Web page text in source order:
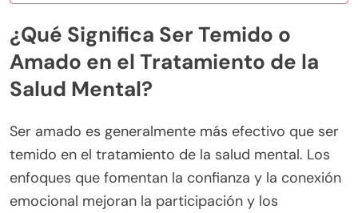
¿Qué Significa Ser Temido o
Amado en el Tratamiento de la
Salud Mental?
Ser amado es generalmente más efectivo que ser
temido en el tratamiento de la salud mental. Los
enfoques que fomentan la confianza y la conexión
emocional mejoran la participación y los